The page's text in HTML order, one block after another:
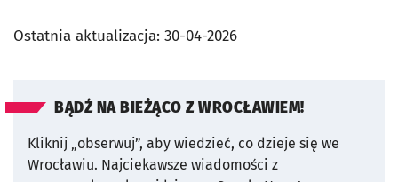
Ostatnia aktualizacja: 30-04-2026
BĄDŹ NA BIEŻĄCO Z WROCŁAWIEM!
Kliknij „obserwuj”, aby wiedzieć, co dzieje się we
Wrocławiu. Najciekawsze wiadomości z